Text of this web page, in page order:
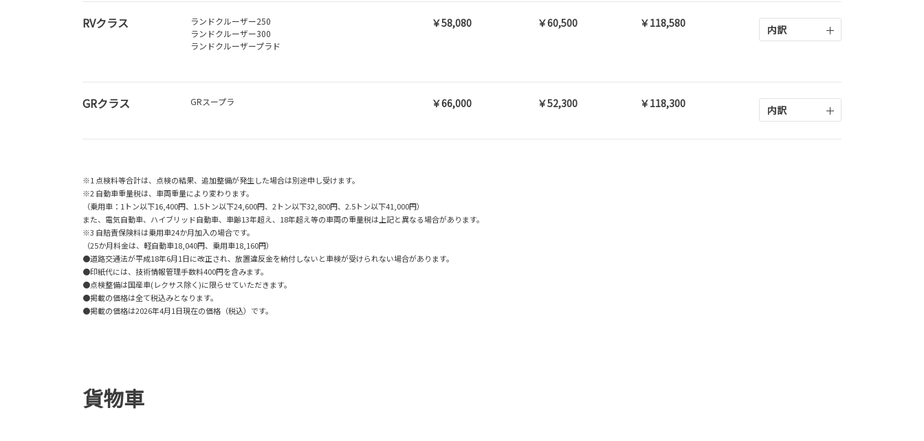
RVクラス
ランドクルーザー250
ランドクルーザー300
ランドクルーザープラド
￥58,080 ￥60,500 ￥118,580 内訳
GRクラス GRスープラ ￥66,000 ￥52,300 ￥118,300 内訳
※1 点検料等合計は、点検の結果、追加整備が発生した場合は別途申し受けます。
※2 自動車重量税は、車両重量により変わります。
（乗用車：1トン以下16,400円、1.5トン以下24,600円、2トン以下32,800円、2.5トン以下41,000円）
また、電気自動車、ハイブリッド自動車、車齢13年超え、18年超え等の車両の重量税は上記と異なる場合があります。
※3 自賠責保険料は乗用車24か月加入の場合です。
（25か月料金は、軽自動車18,040円、乗用車18,160円）
●道路交通法が平成18年6月1日に改正され、放置違反金を納付しないと車検が受けられない場合があります。
●印紙代には、技術情報管理手数料400円を含みます。
●点検整備は国産車(レクサス除く)に限らせていただきます。
●掲載の価格は全て税込みとなります。
●掲載の価格は2026年4月1日現在の価格（税込）です。
貨物車